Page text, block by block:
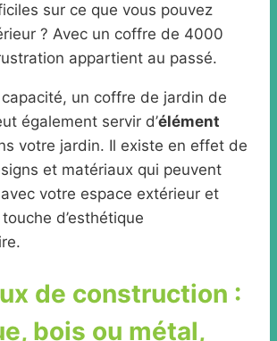
sur ce que vous pouvez
? Avec un coffre de 4000
appartient au passé.
un coffre de jardin de
également servir d’élément
votre jardin. Il existe en effet de
et matériaux qui peuvent
avec votre espace extérieur et
d’esthétique
de construction :
bois ou métal,